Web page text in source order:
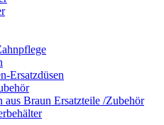
Ersatzdüsen
aus Braun Ersatzteile /Zubehör